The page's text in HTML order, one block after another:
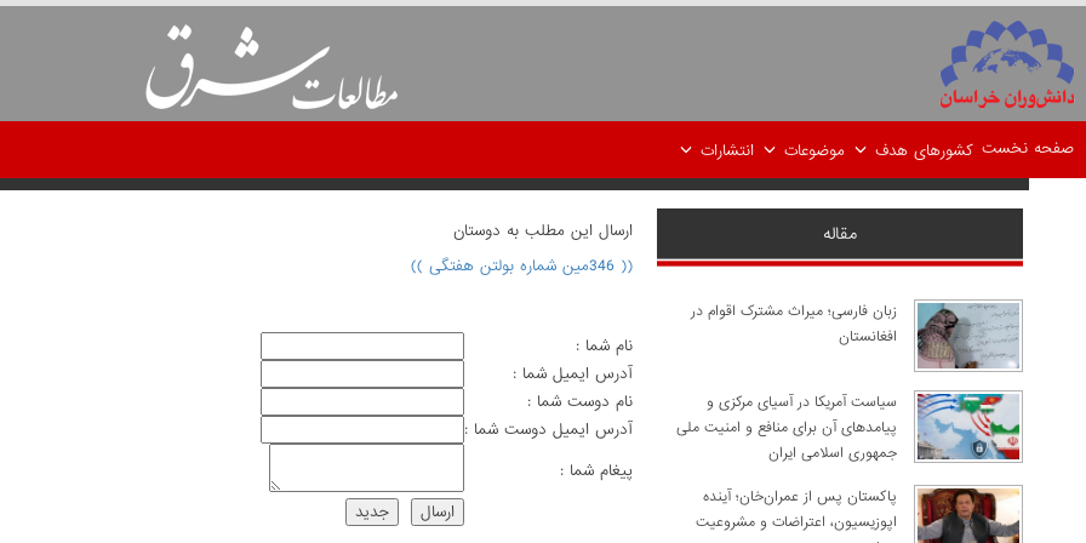
صفحه نخست کشورهای هدف موضوعات انتشارات
مقاله
زبان فارسی؛ میراث مشترک اقوام در
افغانستان
سیاست آمریکا در آسیای مرکزی و
پیامدهای آن برای منافع و امنیت ملی
جمهوری اسلامی ایران
پاکستان پس از عمران‌خان؛ آینده
اپوزیسیون، اعتراضات و مشروعیت
ارسال اين مطلب به دوستان
(( 346مین شماره بولتن هفتگی ))
نام شما :
آدرس ايميل شما :
نام دوست شما :
آدرس ايميل دوست شما :
پيغام شما :
ارسال
جديد